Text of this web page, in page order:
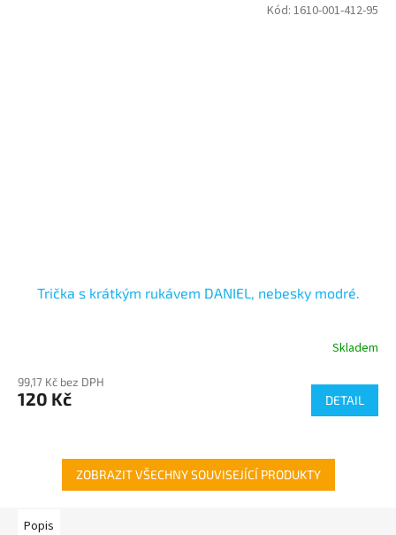
Trička s krátkým rukávem DANIEL, nebesky modré.
Skladem
99,17 Kč bez DPH
120 Kč DETAIL
Kód: 1610-001-412-95
ZOBRAZIT VŠECHNY SOUVISEJÍCÍ PRODUKTY
Popis